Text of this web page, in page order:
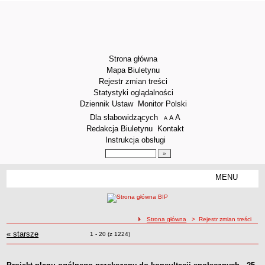
Strona główna
Mapa Biuletynu
Rejestr zmian treści
Statystyki oglądalności
Dziennik Ustaw
Monitor Polski
Menu dodatkowe
Dla słabowidzących A pomniejsz czcionkę
A standardowy rozmiar czcionki
A
Redakcja Biuletynu
Kontakt
Instrukcja obsługi
MENU
STRUKTURA ORGANIZACYJNA
Zastępca Dyrektora
ścieżka nawigacji
Strona główna > Rejestr zmian treści
Rejestr zmian treści
« starsze Zmiany o pozycjach
1 - 20 (z 1224)